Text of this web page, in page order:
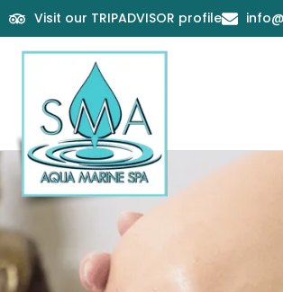
Visit our TRIPADVISOR profile